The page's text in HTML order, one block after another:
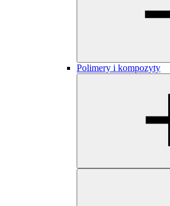
Polimery i kompozyty